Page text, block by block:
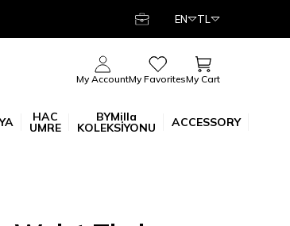
EN TL
My AccountMy FavoritesMy Cart
HAC
UMRE
BYMilla
KOLEKSİYONU ACCESSORY